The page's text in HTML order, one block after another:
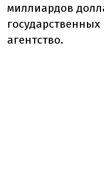
миллиардов
агентство.